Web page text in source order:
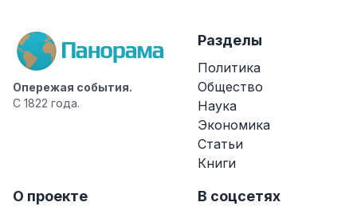
Опережая события.
С 1822 года.
Разделы
Политика
Общество
Наука
Экономика
Статьи
Книги
О проекте В соцсетях